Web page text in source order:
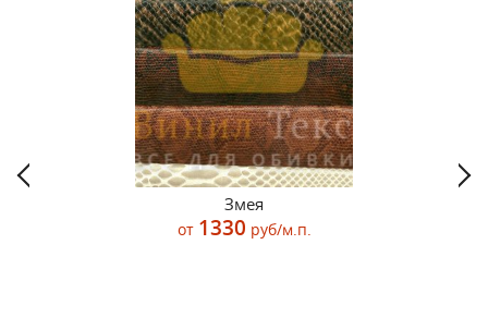
Змея
от 1330 руб/м.п.